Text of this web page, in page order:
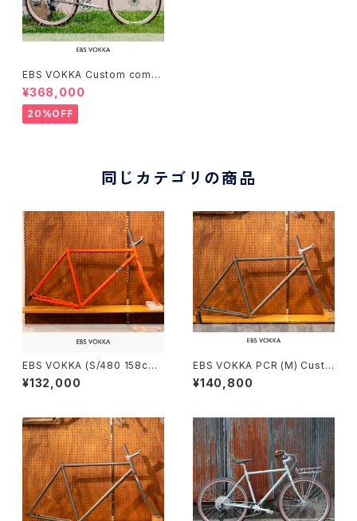
EBS VOKKA Custom compl
ete bike（166-173cm）
¥368,000
20%OFF
同じカテゴリの商品
EBS VOKKA (S/480 158c
m〜)
¥132,000
EBS VOKKA PCR (M) Custo
m order (deposit)
¥140,800